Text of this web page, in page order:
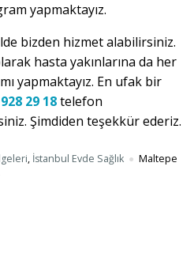
yapmaktayız.
bizden hizmet alabilirsiniz.
hasta yakınlarına da her
yapmaktayız. En ufak bir
29 18telefon
Şimdiden teşekkür ederiz.
, İstanbul Evde Sağlık
Maltepe